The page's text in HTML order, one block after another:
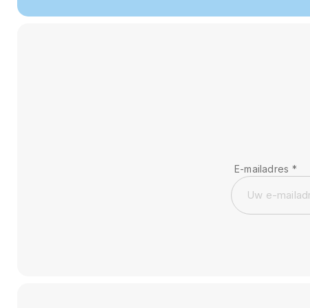
E-mailadres *